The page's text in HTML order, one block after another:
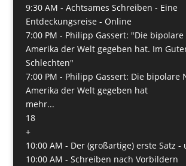
9:30 AM - Achtsames Schreiben - Eine
Entdeckungsreise - Online
7:00 PM - Philipp Gassert: "Die bipolare
Amerika der Welt gegeben hat. Im
Schlechten"
7:00 PM - Philipp Gassert: Die bipolare
Amerika der Welt gegeben hat
mehr...
18
+
10:00 AM - Der (großartige) erste Satz -
10:00 AM - Schreiben nach Vorbildern